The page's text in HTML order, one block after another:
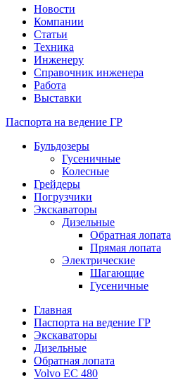
Новости
Компании
Статьи
Техника
Инженеру
Справочник инженера
Работа
Выставки
Паспорта на ведение ГР
Бульдозеры
Гусеничные
Колесные
Грейдеры
Погрузчики
Экскаваторы
Дизельные
Обратная лопата
Прямая лопата
Электрические
Шагающие
Гусеничные
Главная
Паспорта на ведение ГР
Экскаваторы
Дизельные
Обратная лопата
Volvo EC 480